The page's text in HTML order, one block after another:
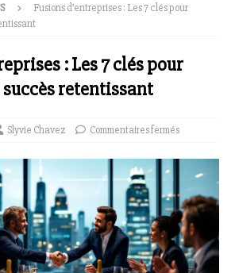
Fusions d’entreprises : Les 7 clés pour
: Les 7 clés pour
retentissant
Slyvie Chavez Commentaires fermés